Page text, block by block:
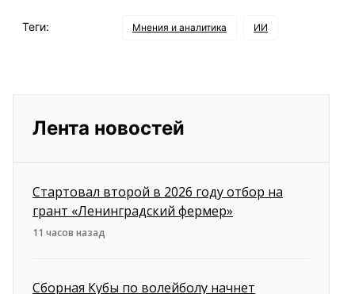
Теги: Мнения и аналитика ИИ
Лента новостей
Стартовал второй в 2026 году отбор на
грант «Ленинградский фермер»
11 часов назад
Сборная Кубы по волейболу начнет